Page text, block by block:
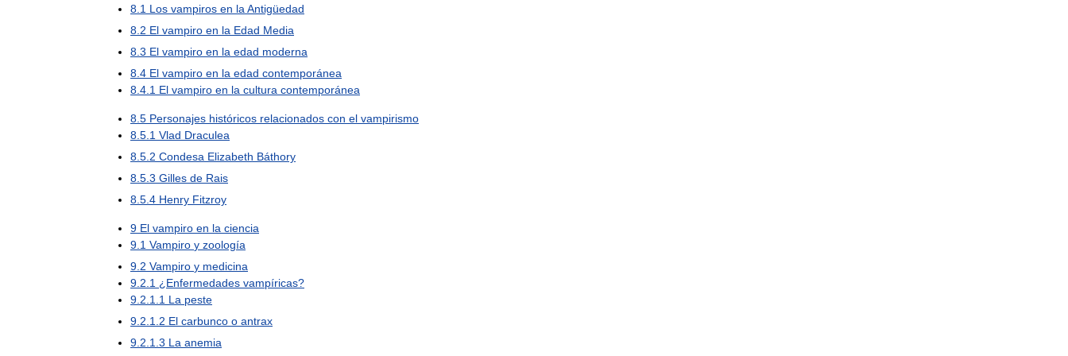
8.1 Los vampiros en laAntigüedad
8.2 El vampiro en la Edad Media
8.3 El vampiro en la edad moderna
8.4 El vampiro en la edad contemporánea
8.4.1 El vampiro en la cultura contemporánea
8.5 Personajes históricos relacionados con el vampirismo
8.5.1 Vlad Draculea
8.5.2 Condesa Elizabeth Báthory
8.5.3 Gilles de Rais
8.5.4 Henry Fitzroy
9 El vampiro en la ciencia
9.1 Vampiro y zoología
9.2 Vampiro y medicina
9.2.1 ¿Enfermedades vampíricas?
9.2.1.1 La peste
9.2.1.2 El carbunco o antrax
9.2.1.3 La anemia